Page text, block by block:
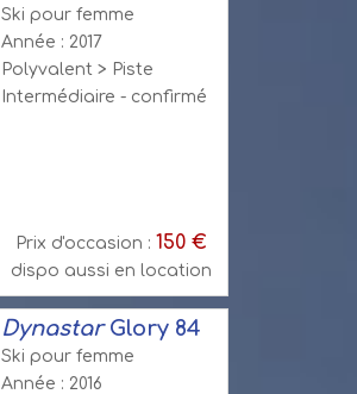
Ski pour femme
Année : 2017
Polyvalent > Piste
Intermédiaire - confirmé
Prix d'occasion : 150 €
dispo aussi en location
DynastarGlory 84
Ski pour femme
Année : 2016